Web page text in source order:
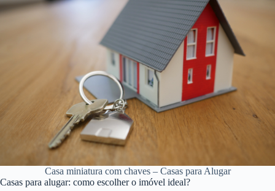
Casa miniatura com chaves – Casas para Alugar
Casas para alugar: como escolher o imóvel ideal?